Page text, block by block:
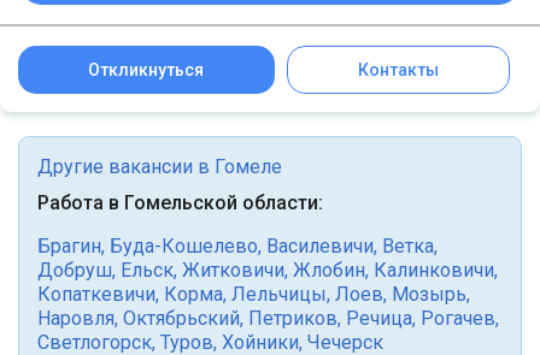
Откликнуться Контакты
Другие вакансии в Гомеле
Работа в Гомельской области:
Брагин, Буда-Кошелево, Василевичи, Ветка,
Добруш, Ельск, Житковичи, Жлобин, Калинковичи,
Копаткевичи, Корма, Лельчицы, Лоев, Мозырь,
Наровля, Октябрьский, Петриков, Речица, Рогачев,
Светлогорск, Туров, Хойники, Чечерск